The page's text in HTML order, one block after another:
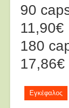
90
11,90€
180
17,86€
Εγκέφαλος